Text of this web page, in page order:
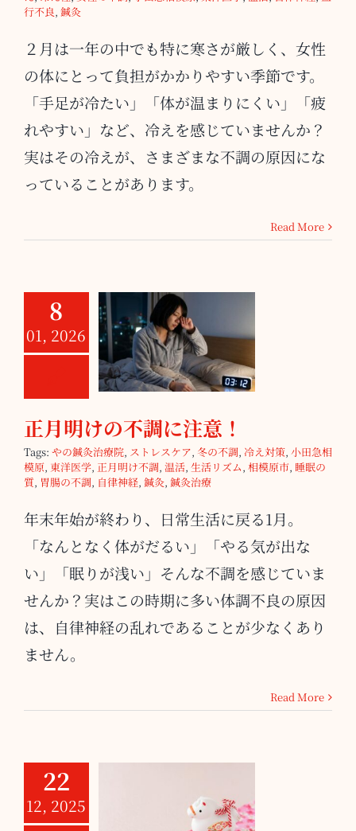
行不良, 鍼灸
２月は一年の中でも特に寒さが厳しく、女性
の体にとって負担がかかりやすい季節です。
「手足が冷たい」「体が温まりにくい」「疲
れやすい」など、冷えを感じていませんか？
実はその冷えが、さまざまな不調の原因にな
っていることがあります。
Read More
8
01, 2026
正月明けの不調
に注意！
正月明けの不調に注意！
Tags: やの鍼灸治療院, ストレスケア, 冬の不調, 冷え対策, 小田急相
模原, 東洋医学, 正月明け不調, 温活, 生活リズム, 相模原市, 睡眠の
質, 胃腸の不調, 自律神経, 鍼灸, 鍼灸治療
年末年始が終わり、日常生活に戻る1月。
「なんとなく体がだるい」「やる気が出な
い」「眠りが浅い」そんな不調を感じていま
せんか？実はこの時期に多い体調不良の原因
は、自律神経の乱れであることが少なくあり
ません。
Read More
22
12, 2025
年末年始の休診